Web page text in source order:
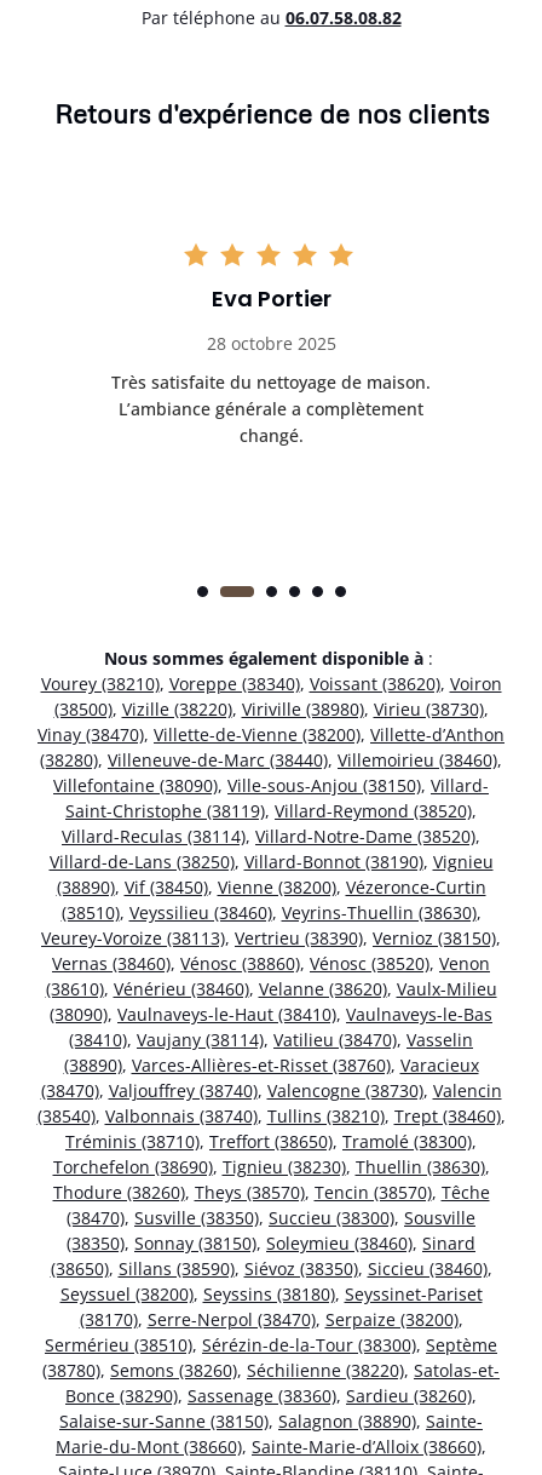
Par téléphone au 06.07.58.08.82
Retours d'expérience de nos clients
Eva Portier
28 octobre 2025
Très satisfaite du nettoyage de maison.
L’ambiance générale a complètement
changé.
Nous sommes également disponible à :
Vourey (38210), Voreppe (38340), Voissant (38620), Voiron
(38500), Vizille (38220), Viriville (38980), Virieu (38730),
Vinay (38470), Villette-de-Vienne (38200), Villette-d’Anthon
(38280), Villeneuve-de-Marc (38440), Villemoirieu (38460),
Villefontaine (38090), Ville-sous-Anjou (38150), Villard-
Saint-Christophe (38119), Villard-Reymond (38520),
Villard-Reculas (38114), Villard-Notre-Dame (38520),
Villard-de-Lans (38250), Villard-Bonnot (38190), Vignieu
(38890), Vif (38450), Vienne (38200), Vézeronce-Curtin
(38510), Veyssilieu (38460), Veyrins-Thuellin (38630),
Veurey-Voroize (38113), Vertrieu (38390), Vernioz (38150),
Vernas (38460), Vénosc (38860), Vénosc (38520), Venon
(38610), Vénérieu (38460), Velanne (38620), Vaulx-Milieu
(38090), Vaulnaveys-le-Haut (38410), Vaulnaveys-le-Bas
(38410), Vaujany (38114), Vatilieu (38470), Vasselin
(38890), Varces-Allières-et-Risset (38760), Varacieux
(38470), Valjouffrey (38740), Valencogne (38730), Valencin
(38540), Valbonnais (38740), Tullins (38210), Trept (38460),
Tréminis (38710), Treffort (38650), Tramolé (38300),
Torchefelon (38690), Tignieu (38230), Thuellin (38630),
Thodure (38260), Theys (38570), Tencin (38570), Têche
(38470), Susville (38350), Succieu (38300), Sousville
(38350), Sonnay (38150), Soleymieu (38460), Sinard
(38650), Sillans (38590), Siévoz (38350), Siccieu (38460),
Seyssuel (38200), Seyssins (38180), Seyssinet-Pariset
(38170), Serre-Nerpol (38470), Serpaize (38200),
Sermérieu (38510), Sérézin-de-la-Tour (38300), Septème
(38780), Semons (38260), Séchilienne (38220), Satolas-et-
Bonce (38290), Sassenage (38360), Sardieu (38260),
Salaise-sur-Sanne (38150), Salagnon (38890), Sainte-
Marie-du-Mont (38660), Sainte-Marie-d’Alloix (38660),